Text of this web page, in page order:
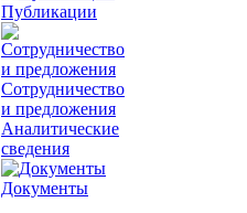
Публикации
Сотрудничество
и предложения
Аналитические
сведения
Документы